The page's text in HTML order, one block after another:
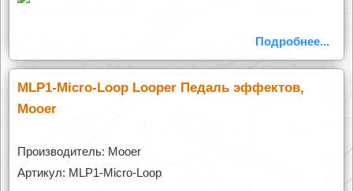
Подробнее...
MLP1-Micro-Loop Looper Педаль эффектов,
Mooer
Производитель: Mooer
Артикул: MLP1-Micro-Loop